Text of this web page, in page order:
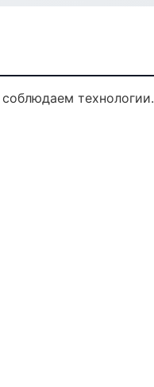
технологии.